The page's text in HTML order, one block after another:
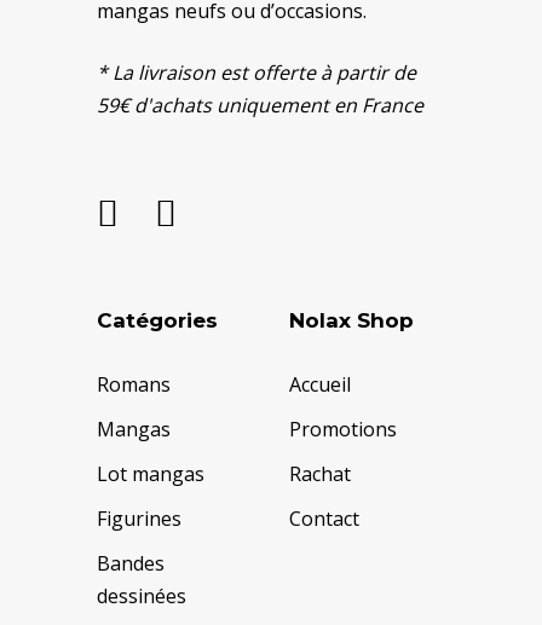
mangas neufs ou d’occasions.
* La livraison est offerte à partir de
59€ d'achats uniquement en France
Catégories
Romans
Mangas
Lot mangas
Figurines
Bandes
dessinées
Nolax Shop
Accueil
Promotions
Rachat
Contact